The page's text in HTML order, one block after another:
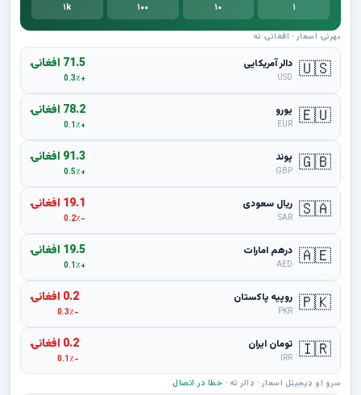
۱ ۱۰ ۱۰۰ ۱k
بهرنۍ اسعار · افغانۍ ته
🇺🇸 دالر آمریکایی
USD
71.5 افغانۍ
+0.3٪
🇪🇺 یورو
EUR
78.2 افغانۍ
+0.1٪
🇬🇧 پوند
GBP
91.3 افغانۍ
+0.5٪
🇸🇦 ریال سعودی
SAR
19.1 افغانۍ
-0.2٪
🇦🇪 درهم امارات
AED
19.5 افغانۍ
+0.1٪
🇵🇰 روپیه پاکستان
PKR
0.2 افغانۍ
-0.3٪
🇮🇷 تومان ایران
IRR
0.2 افغانۍ
-0.1٪
سرو او ډیجیټل اسعار · ډالر ته · خطا در اتصال